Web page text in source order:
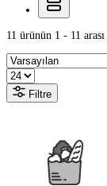
11 ürünün 1 - 11
Filtre